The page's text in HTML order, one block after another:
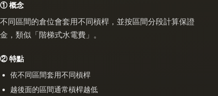
① 概念
不同區間的倉位會套用不同槓桿，並按區間分段計算保證
金，類似「階梯式水電費」。
② 特點
依不同區間套用不同槓桿
越後面的區間通常槓桿越低